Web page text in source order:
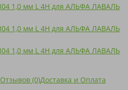
Отзывов (0)Доставка и Оплата